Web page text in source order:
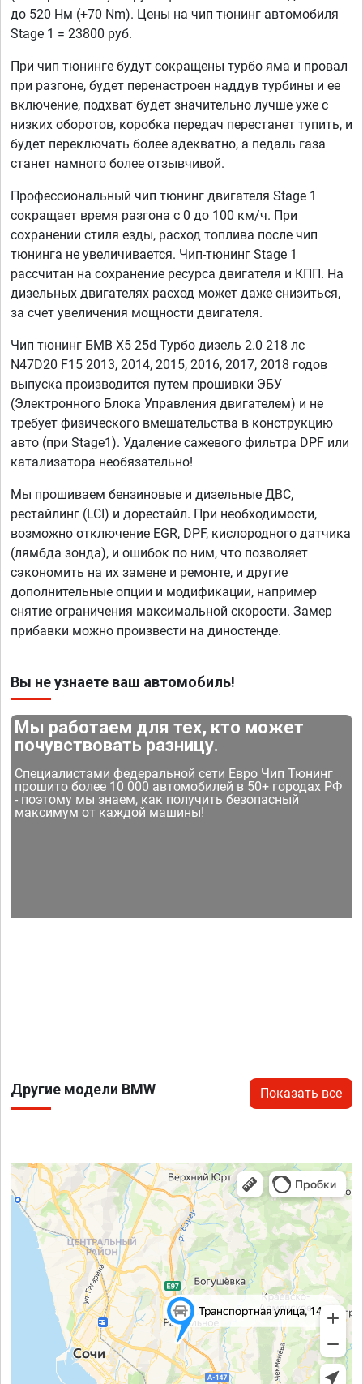
до 520 Нм (+70 Nm). Цены на чип тюнинг автомобиля
Stage 1 = 23800 руб.
При чип тюнинге будут сокращены турбо яма и провал
при разгоне, будет перенастроен наддув турбины и ее
включение, подхват будет значительно лучше уже с
низких оборотов, коробка передач перестанет тупить, и
будет переключать более адекватно, а педаль газа
станет намного более отзывчивой.
Профессиональный чип тюнинг двигателя Stage 1
сокращает время разгона с 0 до 100 км/ч. При
сохранении стиля езды, расход топлива после чип
тюнинга не увеличивается. Чип-тюнинг Stage 1
рассчитан на сохранение ресурса двигателя и КПП. На
дизельных двигателях расход может даже снизиться,
за счет увеличения мощности двигателя.
Чип тюнинг БМВ Х5 25d Турбо дизель 2.0 218 лс
N47D20 F15 2013, 2014, 2015, 2016, 2017, 2018 годов
выпуска производится путем прошивки ЭБУ
(Электронного Блока Управления двигателем) и не
требует физического вмешательства в конструкцию
авто (при Stage1). Удаление сажевого фильтра DPF или
катализатора необязательно!
Мы прошиваем бензиновые и дизельные ДВС,
рестайлинг (LCI) и дорестайл. При необходимости,
возможно отключение EGR, DPF, кислородного датчика
(лямбда зонда), и ошибок по ним, что позволяет
сэкономить на их замене и ремонте, и другие
дополнительные опции и модификации, например
снятие ограничения максимальной скорости. Замер
прибавки можно произвести на диностенде.
Вы не узнаете ваш автомобиль!
Мы работаем для тех, кто может
почувствовать разницу.
Специалистами федеральной сети Евро Чип Тюнинг
прошито более 10 000 автомобилей в 50+ городах РФ
- поэтому мы знаем, как получить безопасный
максимум от каждой машины!
Другие модели BMW Показать все